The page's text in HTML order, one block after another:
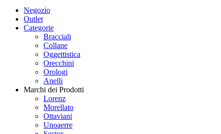
Negozio
Outlet
Categorie
Bracciali
Collane
Oggettistica
Orecchini
Orologi
Anelli
Marchi dei Prodotti
Lorenz
Morellato
Ottaviani
Unoaerre